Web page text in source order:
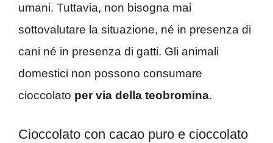
umani. Tuttavia, non bisogna mai
sottovalutare la situazione, né in presenza di
cani né in presenza di gatti. Gli animali
domestici non possono consumare
cioccolato per via della teobromina.
Cioccolato con cacao puro e cioccolato